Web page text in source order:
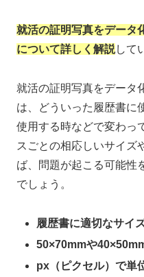
就活の証明写真をデータ
について詳しく解説して
就活の証明写真をデータ
は、どういった履歴書に
使用する時などで変わっ
スごとの相応しいサイズ
ば、問題が起こる可能性
でしょう。
履歴書に適切なサイ
50×70mmや
px（ピクセル）で単